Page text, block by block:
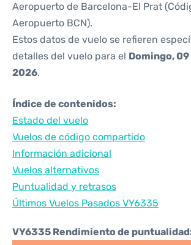
Aeropuerto de Barcelona-El Prat
Aeropuerto BCN).
Estos datos de vuelo se refieren
detalles del vuelo para el Domingo,
2026.
Índice de contenidos:
Estado del vuelo
Vuelos de código compartido
Información adicional
Vuelos alternativos
Puntualidad y retrasos
Últimos Vuelos Pasados VY6335
VY6335 Rendimiento de